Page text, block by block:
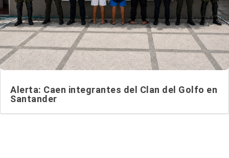
Alerta: Caen integrantes del Clan del Golfo en
Santander